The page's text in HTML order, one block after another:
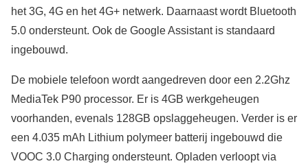
het 3G, 4G en het 4G+ netwerk. Daarnaast wordt Bluetooth
5.0 ondersteunt. Ook de Google Assistant is standaard
ingebouwd.
De mobiele telefoon wordt aangedreven door een 2.2Ghz
MediaTek P90 processor. Er is 4GB werkgeheugen
voorhanden, evenals 128GB opslaggeheugen. Verder is er
een 4.035 mAh Lithium polymeer batterij ingebouwd die
VOOC 3.0 Charging ondersteunt. Opladen verloopt via